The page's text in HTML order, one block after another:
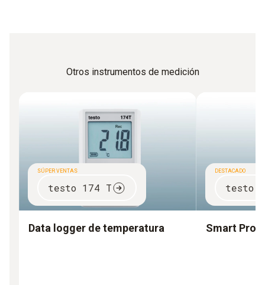
Otros instrumentos de medición
SÚPER VENTAS
testo 174 T
Data logger de temperatura
DESTACADO
testo
Smart